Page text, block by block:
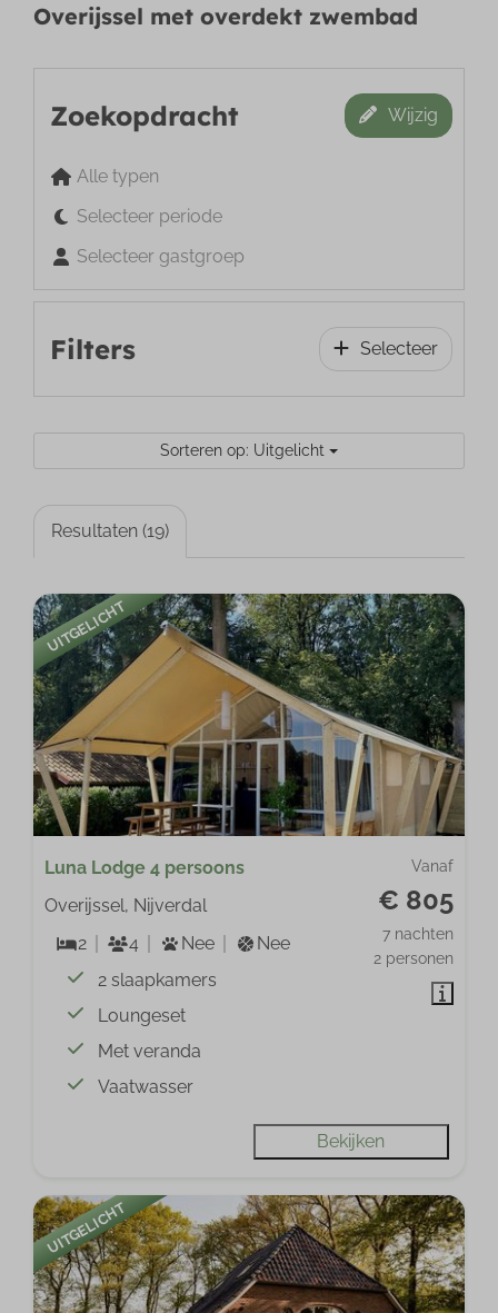
Overijssel met overdekt zwembad
Zoekopdracht Wijzig
Alle typen
Selecteer periode
Selecteer gastgroep
Filters Selecteer
Sorteren op: Uitgelicht
Resultaten (19)
UITGELICHT
Vanaf
€ 805
7 nachten
2 personen
Luna Lodge 4 persoons
Overijssel, Nijverdal
2
4 Nee
Nee
2 slaapkamers
Loungeset
Met veranda
Vaatwasser
Bekijken
UITGELICHT